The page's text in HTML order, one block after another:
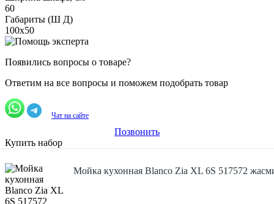
60
Габариты (Ш Д)
100х50
Появились вопросы о товаре?
Ответим на все вопросы и поможем подобрать товар
Чат на сайте
Позвонить
Купить набор
Мойка кухонная Blanco Zia XL 6S 517572